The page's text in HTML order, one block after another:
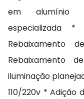
em alumínio
especializada *
Rebaixamento
iluminação
110/220v *